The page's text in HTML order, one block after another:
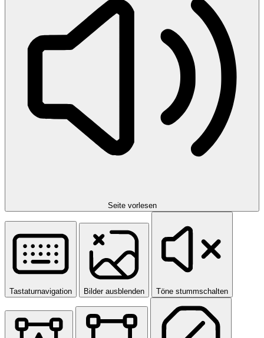
Seite vorlesen
Tastaturnavigation Bilder ausblenden Töne stummschalten